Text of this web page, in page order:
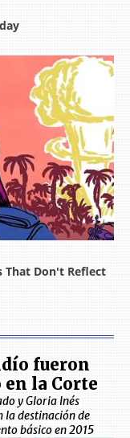
fueron
la Corte
y Gloria Inés
la destinación de
básico en 2015